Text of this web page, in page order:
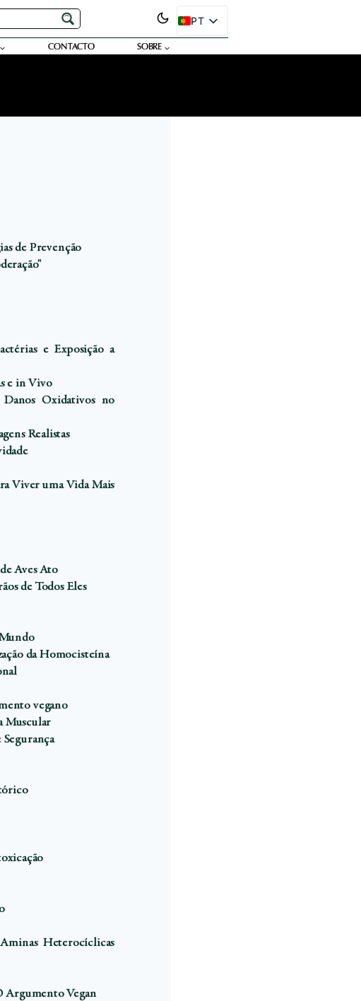
PT
EN
CONTACTO SOBRE
de Prevenção
e Exposição a
e in Vivo
Oxidativos no
Realistas
Viver uma Vida Mais
Aves Ato
de Todos Eles
da Homocisteína
vegano
Muscular
Heterocíclicas
Argumento Vegan